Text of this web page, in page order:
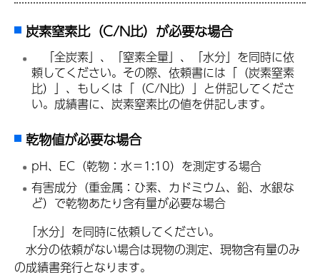
炭素窒素比（C/N比）が必要な場合
「全炭素」、「窒素全量」、「水分」を同時に依
頼してください。その際、依頼書には「（炭素窒素
比）」、もしくは「（C/N比）」と併記してくださ
い。成績書に、炭素窒素比の値を併記します。
乾物値が必要な場合
pH、EC（乾物：水＝1:10）を測定する場合
有害成分（重金属：ひ素、カドミウム、鉛、水銀な
ど）で乾物あたり含有量が必要な場合
「水分」を同時に依頼してください。
水分の依頼がない場合は現物の測定、現物含有量のみ
の成績書発行となります。